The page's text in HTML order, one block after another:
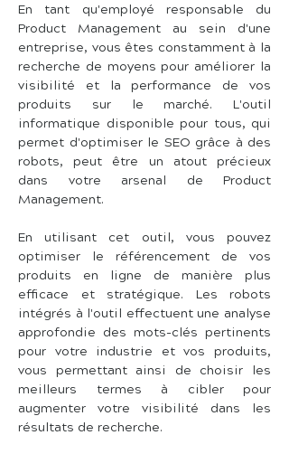
En tant qu'employé responsable du
Product Management au sein d'une
entreprise, vous êtes constamment à la
recherche de moyens pour améliorer la
visibilité et la performance de vos
produits sur le marché. L'outil
informatique disponible pour tous, qui
permet d'optimiser le SEO grâce à des
robots, peut être un atout précieux
dans votre arsenal de Product
Management.
En utilisant cet outil, vous pouvez
optimiser le référencement de vos
produits en ligne de manière plus
efficace et stratégique. Les robots
intégrés à l'outil effectuent une analyse
approfondie des mots-clés pertinents
pour votre industrie et vos produits,
vous permettant ainsi de choisir les
meilleurs termes à cibler pour
augmenter votre visibilité dans les
résultats de recherche.